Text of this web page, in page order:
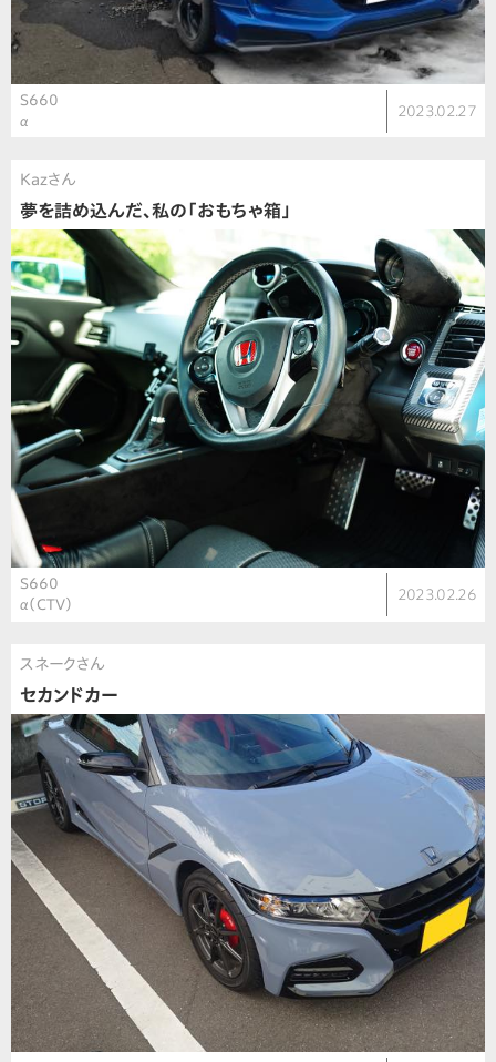
S660
α
2023.02.27
Kazさん
夢を詰め込んだ、私の「おもちゃ箱」
S660
α（CTV）
2023.02.26
スネークさん
セカンドカー